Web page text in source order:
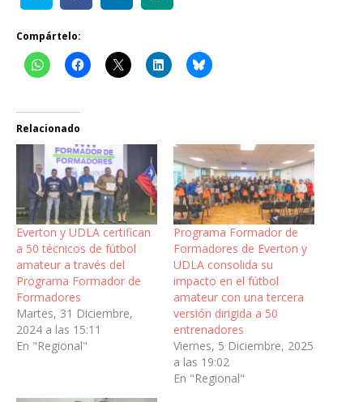
Compártelo:
Relacionado
Everton y UDLA certifican
a 50 técnicos de fútbol
amateur a través del
Programa Formador de
Formadores
Martes, 31 Diciembre,
2024 a las 15:11
En "Regional"
Programa Formador de
Formadores de Everton y
UDLA consolida su
impacto en el fútbol
amateur con una tercera
versión dirigida a 50
entrenadores
Viernes, 5 Diciembre, 2025
a las 19:02
En "Regional"